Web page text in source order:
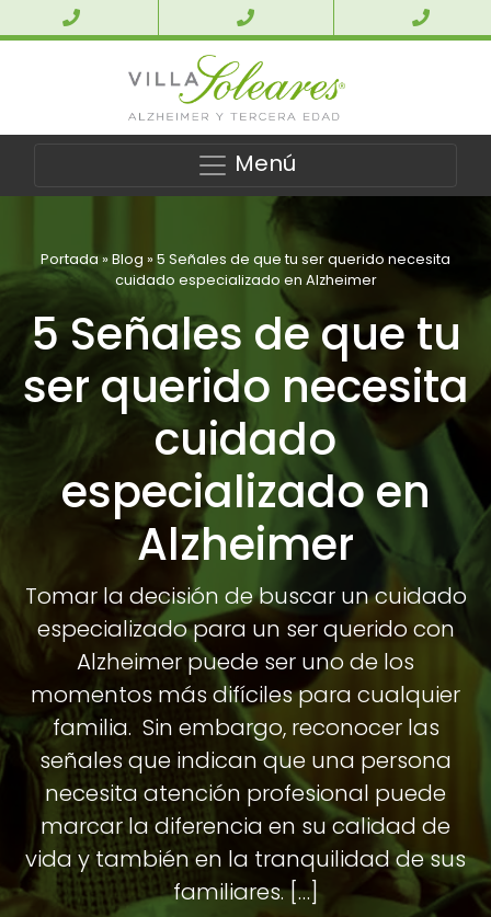
Menú
Portada»Blog » 5 Señales de que tu ser querido necesita
cuidado especializado en Alzheimer
5 Señales de que tu
ser querido necesita
cuidado
especializado en
Alzheimer
Tomar la decisión de buscar un cuidado
especializado para un ser querido con
Alzheimer puede ser uno de los
momentos más difíciles para cualquier
familia. Sin embargo, reconocer las
señales que indican que una persona
necesita atención profesional puede
marcar la diferencia en su calidad de
vida y también en la tranquilidad de sus
familiares. […]